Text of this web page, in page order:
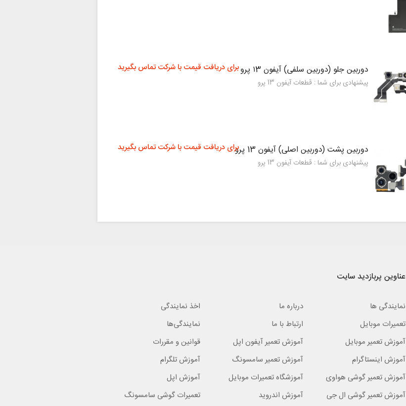
دوربین جلو (دوربین سلفی) آیفون ۱3 پرو
پیشنهادی برای شما : قطعات آیفون 13 پرو
برای دریافت قیمت با شرکت تماس بگیرید
دوربین پشت (دوربین اصلی) آیفون 13 پرو
پیشنهادی برای شما : قطعات آیفون 13 پرو
برای دریافت قیمت با شرکت تماس بگیرید
عناوین پربازدید سایت
نمایندگی ها درباره ما
اخذ نمایندگی
تعمیرات موبایل
ارتباط با ما
نمایندگی‌ها
آموزش تعمیر موبایل
آموزش تعمیر آیفون اپل
قوانین و مقررات
آموزش اینستاگرام
آموزش تعمیر سامسونگ
آموزش تلگرام
آموزش تعمیر گوشی هواوی
آموزشگاه تعمیرات موبایل
آموزش اپل
آموزش تعمیر گوشی ال جی
آموزش اندروید تعمیرات گوشی سامسونگ